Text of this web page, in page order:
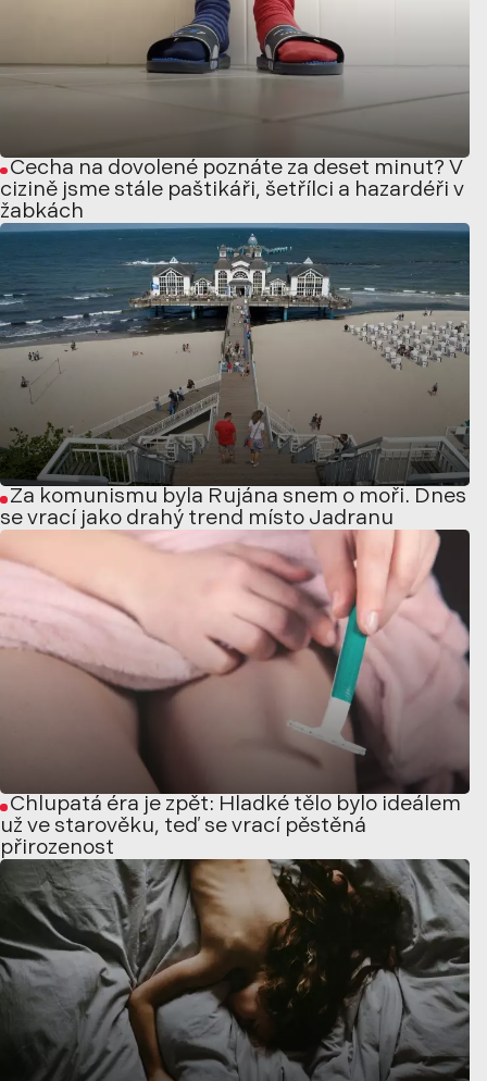
Čecha na dovolené poznáte za deset minut? V
cizině jsme stále paštikáři, šetřílci a hazardéři v
žabkách
Za komunismu byla Rujána snem o moři. Dnes
se vrací jako drahý trend místo Jadranu
Chlupatá éra je zpět: Hladké tělo bylo ideálem
už ve starověku, teď se vrací pěstěná
přirozenost